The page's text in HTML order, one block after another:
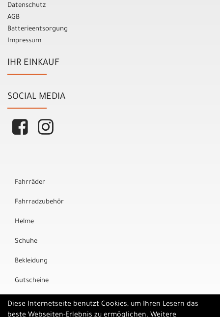
Datenschutz
AGB
Batterieentsorgung
Impressum
IHR EINKAUF
SOCIAL MEDIA
Fahrräder
Fahrradzubehör
Helme
Schuhe
Bekleidung
Gutscheine
Marken
Diese Internetseite benutzt Cookies, um Ihren Lesern das